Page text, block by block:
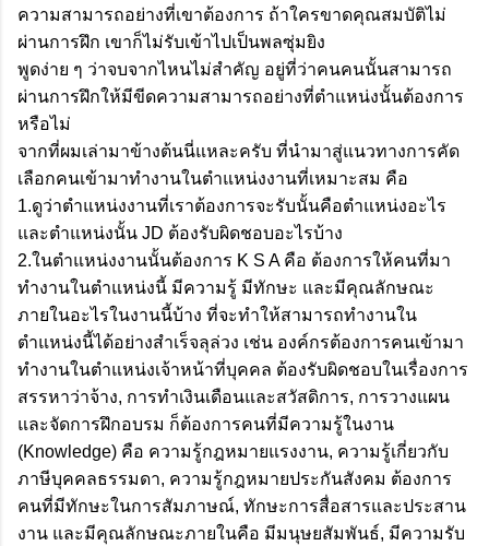
ความสามารถอย่างที่เขาต้องการ ถ้าใครขาดคุณสมบัติไม่
ผ่านการฝึก เขาก็ไม่รับเข้าไปเป็นพลซุ่มยิง
พูดง่าย ๆ ว่าจบจากไหนไม่สำคัญ อยู่ที่ว่าคนคนนั้นสามารถ
ผ่านการฝึกให้มีขีดความสามารถอย่างที่ตำแหน่งนั้นต้องการ
หรือไม่
จากที่ผมเล่ามาข้างต้นนี่แหละครับ ที่นำมาสู่แนวทางการคัด
เลือกคนเข้ามาทำงานในตำแหน่งงานที่เหมาะสม คือ
1.ดูว่าตำแหน่งงานที่เราต้องการจะรับนั้นคือตำแหน่งอะไร
และตำแหน่งนั้น JD ต้องรับผิดชอบอะไรบ้าง
2.ในตำแหน่งงานนั้นต้องการ K S A คือ ต้องการให้คนที่มา
ทำงานในตำแหน่งนี้ มีความรู้ มีทักษะ และมีคุณลักษณะ
ภายในอะไรในงานนี้บ้าง ที่จะทำให้สามารถทำงานใน
ตำแหน่งนี้ได้อย่างสำเร็จลุล่วง เช่น องค์กรต้องการคนเข้ามา
ทำงานในตำแหน่งเจ้าหน้าที่บุคคล ต้องรับผิดชอบในเรื่องการ
สรรหาว่าจ้าง, การทำเงินเดือนและสวัสดิการ, การวางแผน
และจัดการฝึกอบรม ก็ต้องการคนที่มีความรู้ในงาน
(Knowledge) คือ ความรู้กฎหมายแรงงาน, ความรู้เกี่ยวกับ
ภาษีบุคคลธรรมดา, ความรู้กฎหมายประกันสังคม ต้องการ
คนที่มีทักษะในการสัมภาษณ์, ทักษะการสื่อสารและประสาน
งาน และมีคุณลักษณะภายในคือ มีมนุษยสัมพันธ์, มีความรับ